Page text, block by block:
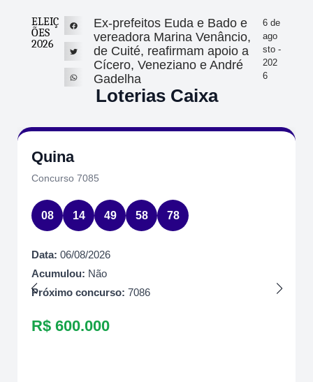
ELEIÇ
ÕES
2026
Ex-prefeitos Euda e Bado e
vereadora Marina Venâncio,
de Cuité, reafirmam apoio a
Cícero, Veneziano e André
Gadelha
6 de
ago
sto -
202
6
Loterias Caixa
Quina
Concurso 7085
08 14 49 58 78
Data: 06/08/2026
Acumulou: Não
Próximo concurso: 7086
R$ 600.000